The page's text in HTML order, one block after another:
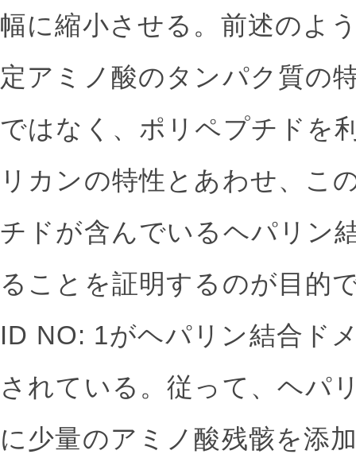
幅に縮小させる。前述のよ
定アミノ酸のタンパク質の
ではなく、ポリペプチドを
リカンの特性とあわせ、こ
チドが含んでいるヘパリン
ることを証明するのが目的
ID NO: 1がヘパリン結合ド
されている。従って、ヘパ
に少量のアミノ酸残骸を添